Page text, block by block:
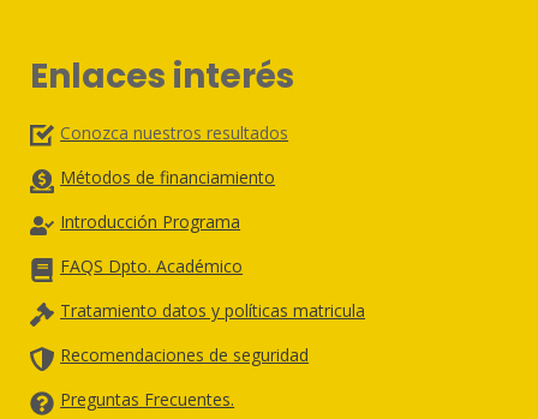
Enlaces interés
Conozca nuestros resultados
Métodos de financiamiento
Introducción Programa
FAQS Dpto. Académico
Tratamiento datos y políticas matricula
Recomendaciones de seguridad
Preguntas Frecuentes.